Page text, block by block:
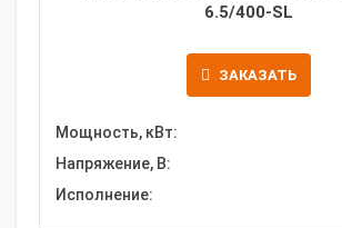
6.5/400-SL
ЗАКАЗАТЬ
Мощность, кВт:
Напряжение, В:
Исполнение: